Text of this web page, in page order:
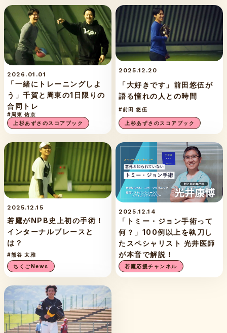
2026.01.01
「一緒にトレーニングしよ
う」千賀と周東の1日限りの
合同トレ
#周東 佑京
上杉あずさのスコアブック
2025.12.20
「大好きです」前田悠伍が
語る憧れの人との時間
#前田 悠伍
上杉あずさのスコアブック
2025.12.15
若鷹がNPB史上初の手術！
インターナルブレースと
は？
#熊谷 太雅
ちくごNews
2025.12.14
「トミー・ジョン手術って
何？」100例以上を執刀し
たスペシャリスト 光井医師
が本音で解説！
若鷹応援チャンネル